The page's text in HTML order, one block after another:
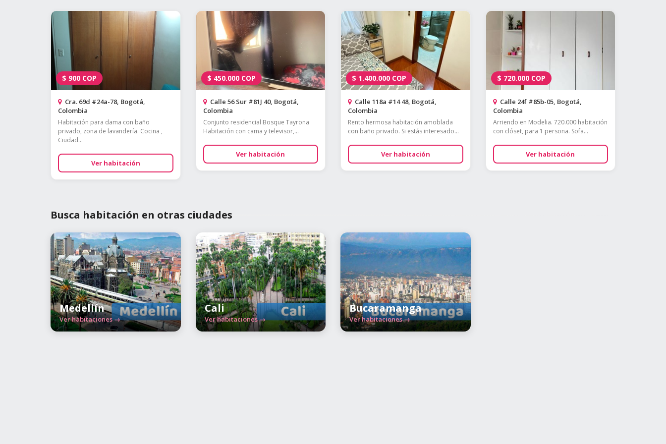
$ 900 COP
Cra. 69d #24a-78, Bogotá,
Colombia
Habitación para dama con baño
privado, zona de lavandería. Cocina ,
Ciudad...
Ver habitación
$ 450.000 COP
Calle 56 Sur #81J 40, Bogotá,
Colombia
Conjunto residencial Bosque Tayrona
Habitación con cama y televisor,...
Ver habitación
$ 1.400.000 COP
Calle 118a #14 48, Bogotá,
Colombia
Rento hermosa habitación amoblada
con baño privado. Si estás interesado...
Ver habitación
$ 720.000 COP
Calle 24f #85b-05, Bogotá,
Colombia
Arriendo en Modelia. 720.000 habitación
con clóset, para 1 persona. Sofa...
Ver habitación
Busca habitación en otras ciudades
Medellín
Ver habitaciones →
Cali
Ver habitaciones →
Bucaramanga
Ver habitaciones →